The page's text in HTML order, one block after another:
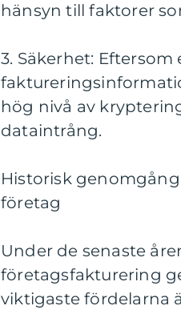
hänsyn till faktorer
3. Säkerhet:
hög nivå av
dataintrång.
Historisk
företag
Under de senaste
företagsfakturering
viktigaste fördelarna